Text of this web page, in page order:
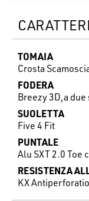
TOMAIA
Crosta
FODERA
Breezy 3D,a
SUOLETTA
Five 4 Fit
PUNTALE
Alu SXT 2.0 Toe
RESISTENZA
KX